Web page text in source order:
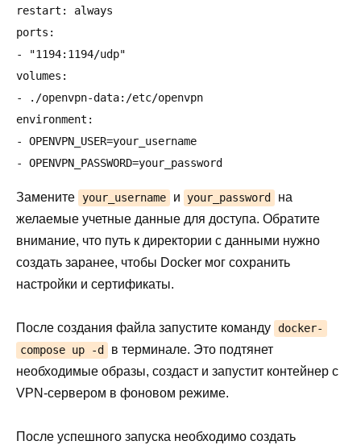
restart: always
ports:
- "1194:1194/udp"
volumes:
- ./openvpn-data:/etc/openvpn
environment:
- OPENVPN_USER=your_username
Замените your_username и your_password
на
желаемые учетные данные для доступа. Обратите
внимание, что путь к директории с данными нужно
создать заранее, чтобы Docker мог сохранить
настройки и сертификаты.
После создания файла запустите команду docker-
compose up -d
в терминале. Это подтянет
необходимые образы, создаст и запустит контейнер с
VPN-сервером в фоновом режиме.
После успешного запуска необходимо создать